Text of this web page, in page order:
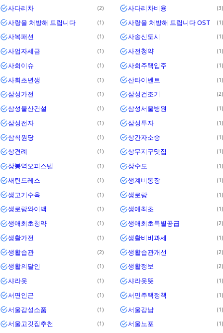
사다리차 2 사다리차비용 3
사랑을 처방해 드립니다 1 사랑을 처방해 드립니다 OST 1
사복패션 1 사송신도시 1
사업자세금 1 사전청약 1
사회이슈 1 사회주택입주 1
사회초년생 1 산타이벤트 1
삼성가전 1 삼성건조기 2
삼성물산건설 1 삼성서울병원 1
삼성전자 1 삼성투자 1
삼척원당 1 상간자소송 1
상견례 1 상무지구맛집 1
상봉역오피스텔 1 상수도 1
새틴드레스 1 생계비통장 1
생고기수육 1 생로랑 1
생로랑와이백 1 생애최초 1
생애최초청약 1 생애최초특별공급 2
생활가전 1 생활비비과세 1
생활습관 2 생활습관개선 2
생활의달인 1 생활정보 2
샤라웃 1 샤라웃뜻 1
서면인근 1 서민주택정책 1
서울감성소품 1 서울강남 1
서울고깃집추천 1 서울노포 1